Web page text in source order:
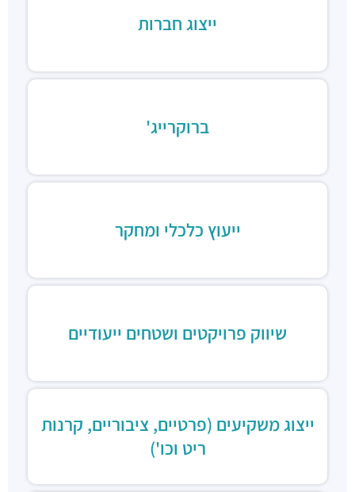
ייצוג חברות
ברוקרייג'
ייעוץ כלכלי ומחקר
שיווק פרויקטים ושטחים ייעודיים
ייצוג משקיעים (פרטיים, ציבוריים, קרנות
ריט וכו')